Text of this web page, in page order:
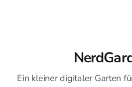
Ein kleiner digitaler Garten